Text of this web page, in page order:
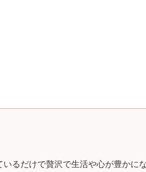
いるだけで贅沢で生活や心が豊かに